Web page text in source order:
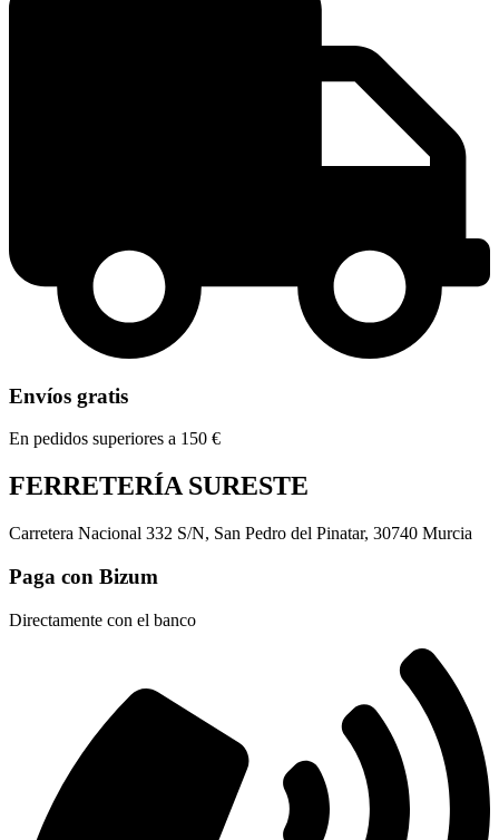
Envíos gratis
En pedidos superiores a 150 €
FERRETERÍA SURESTE
Carretera Nacional 332 S/N, San Pedro del Pinatar, 30740 Murcia
Paga con Bizum
Directamente con el banco